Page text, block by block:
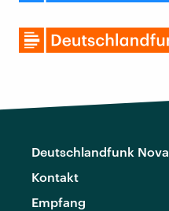
Deutschlandfunk Nova
Kontakt
Empfang